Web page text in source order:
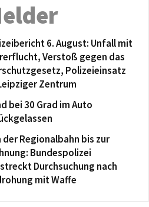
6. August: Unfall mit
Verstoß gegen das
Polizeieinsatz
Zentrum
bei 30 Grad im Auto
der Regionalbahn bis zur
Bundespolizei
Durchsuchung nach
mit Waffe